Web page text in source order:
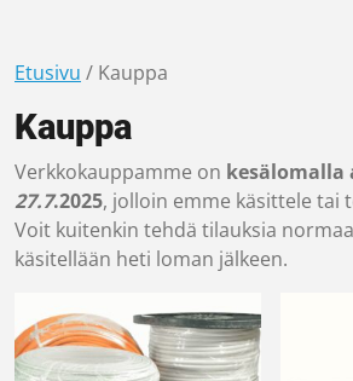
Etusivu / Kauppa
Kauppa
Verkkokauppamme on kesälomalla
27.7.2025, jolloin emme käsittele tai
Voit kuitenkin tehdä tilauksia
käsitellään heti loman jälkeen.